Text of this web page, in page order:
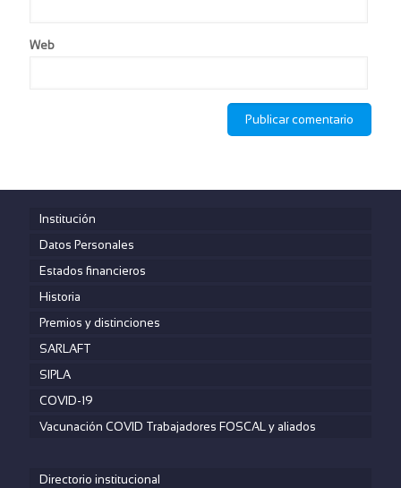
Web
Institución
Datos Personales
Estados financieros
Historia
Premios y distinciones
SARLAFT
SIPLA
COVID-19
Vacunación COVID Trabajadores FOSCAL y aliados
Directorio institucional